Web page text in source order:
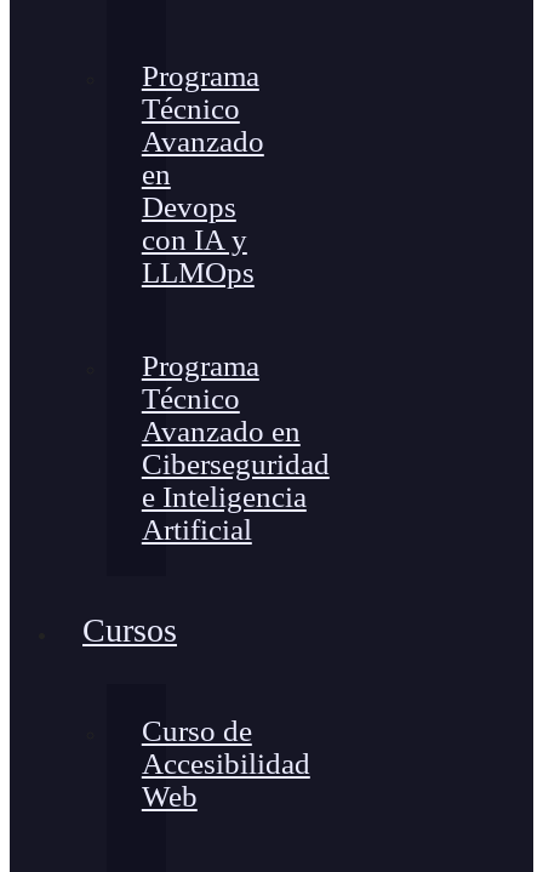
Programa
Técnico
Avanzado
en
Devops
con IA y
LLMOps
Programa
Técnico
Avanzado en
Ciberseguridad
e Inteligencia
Artificial
Cursos
Curso de
Accesibilidad
Web